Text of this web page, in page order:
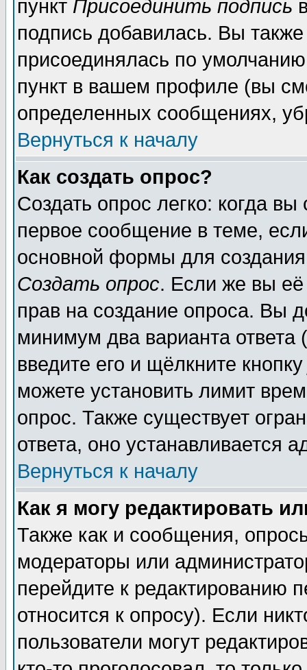
пункт Присоединить подпись
подпись добавилась. Вы
присоединялась по
пункт в вашем профиле (вы
определенных сообщениях,
Вернуться к началу
Как создать опрос?
Создать опрос легко: когда
первое сообщение в теме,
основной формы для
Создать опрос. Если же вы её
прав на создание опроса. Вы
минимум два варианта ответа
введите его и щёлкните
можете установить лимит
опрос. Также существует
ответа, оно устанавливается
Вернуться к началу
Как я могу редактировать
Также как и сообщения,
модераторы или
перейдите к редактированию
относится к опросу). Если
пользователи могут